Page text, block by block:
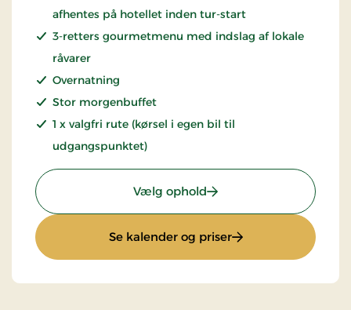
afhentes på hotellet inden tur-start
3-retters gourmetmenu med indslag af lokale
råvarer
Overnatning
Stor morgenbuffet
1 x valgfri rute (kørsel i egen bil til
udgangspunktet)
Vælg ophold: Vildmarksvandringer
Se kalender og priser: